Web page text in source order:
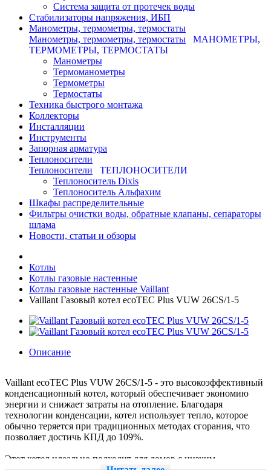
Система защита от протечек воды
Стабилизаторы напряжения, ИБП
Манометры, термометры, термостаты
Манометры, термометры, термостаты
МАНОМЕТРЫ,
ТЕРМОМЕТРЫ, ТЕРМОСТАТЫ
Манометры
Термоманометры
Термометры
Термостаты
Техника быстрого монтажа
Коллекторы
Инсталляции
Инструменты
Запорная арматура
Теплоносители
Теплоносители
ТЕПЛОНОСИТЕЛИ
Теплоноситель Dixis
Теплоноситель Альфахим
Шкафы распределительные
Фильтры очистки воды, обратные клапаны, сепараторы
шлама
Новости, статьи и обзоры
Котлы
Котлы газовые настенные
Котлы газовые настенные Vaillant
Vaillant Газовый котел ecoTEC Plus VUW 26CS/1-5
Описание
Vaillant ecoTEC Plus VUW 26CS/1-5 - это высокоэффективный
конденсационный котел, который обеспечивает экономию
энергии и снижает затраты на отопление. Благодаря
технологии конденсации, котел использует тепло, которое
обычно теряется при традиционных методах сгорания, что
позволяет достичь КПД до 109%.
Этот котел идеально подходит для домов с низким